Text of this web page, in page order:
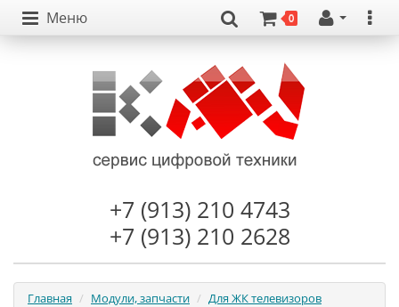
Меню 0
+7 (913) 210 4743
+7 (913) 210 2628
Главная Модули, запчасти
Для ЖК телевизоров